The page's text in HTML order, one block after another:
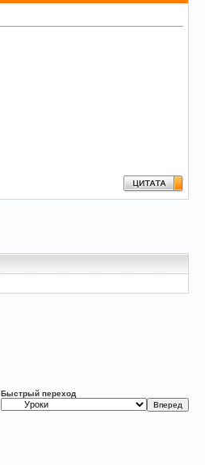
Быстрый переход